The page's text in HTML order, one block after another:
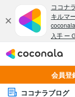
会員登
ココナラブログ